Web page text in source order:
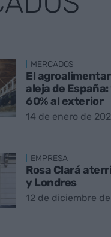
MERCADOS
El
aleja de
60% al exterior
14 de enero de
EMPRESA
Rosa Clará
y Londres
12 de diciembre